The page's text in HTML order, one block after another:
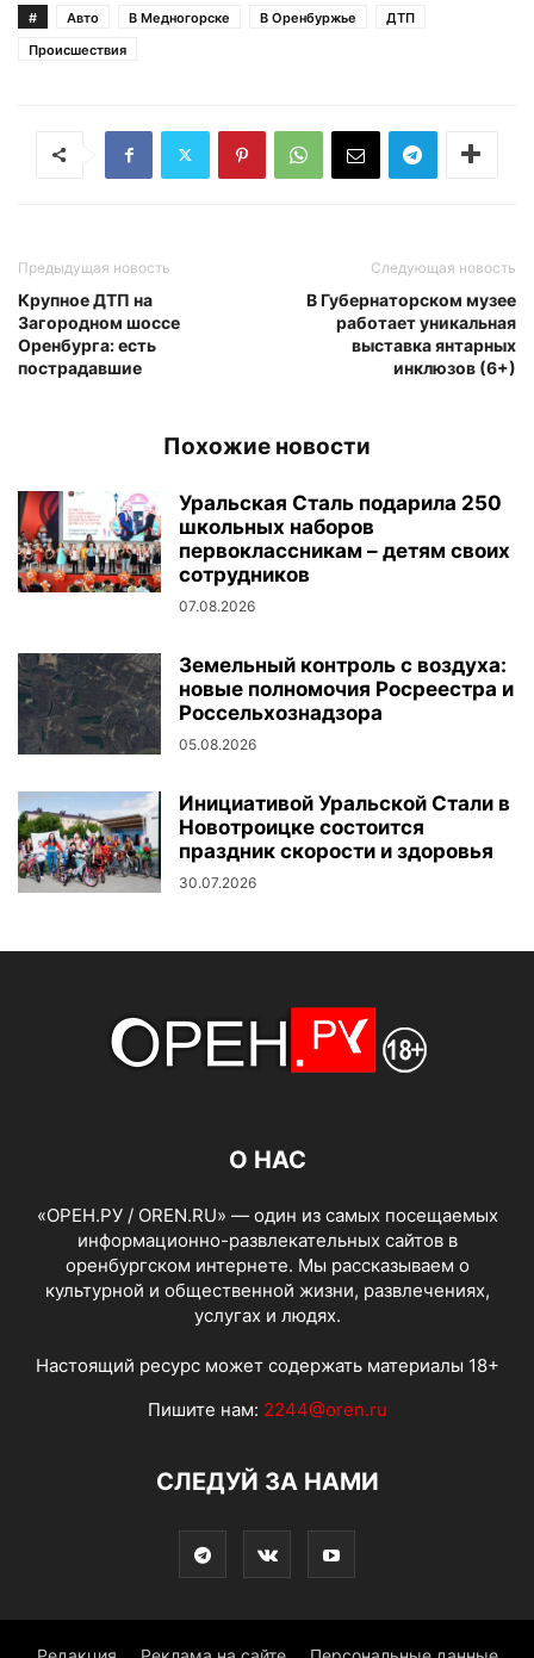
# Авто В Медногорске В Оренбуржье
ДТП
Происшествия
Предыдущая новость
Крупное ДТП на
Загородном шоссе
Оренбурга: есть
пострадавшие
Следующая новость
В Губернаторском музее
работает уникальная
выставка янтарных
инклюзов (6+)
Похожие новости
Уральская Сталь подарила 250
школьных наборов
первоклассникам – детям своих
сотрудников
07.08.2026
Земельный контроль с воздуха:
новые полномочия Росреестра и
Россельхознадзора
05.08.2026
Инициативой Уральской Стали в
Новотроицке состоится
праздник скорости и здоровья
30.07.2026
О НАС
«ОРЕН.РУ / OREN.RU» — один из самых посещаемых
информационно-развлекательных сайтов в
оренбургском интернете. Мы рассказываем о
культурной и общественной жизни, развлечениях,
услугах и людях.
Настоящий ресурс может содержать материалы 18+
Пишите нам: 2244@oren.ru
СЛЕДУЙ ЗА НАМИ